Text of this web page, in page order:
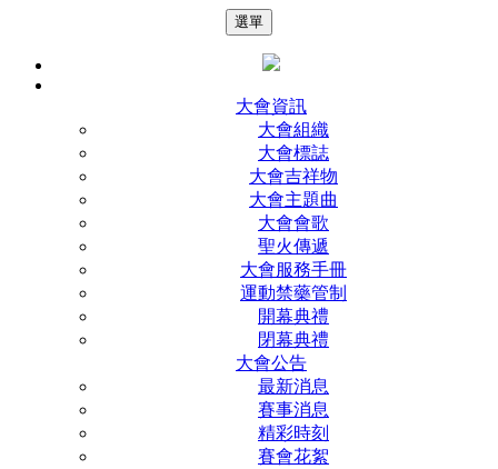
選單
大會資訊
大會組織
大會標誌
大會吉祥物
大會主題曲
大會會歌
聖火傳遞
大會服務手冊
運動禁藥管制
開幕典禮
閉幕典禮
大會公告
最新消息
賽事消息
精彩時刻
賽會花絮